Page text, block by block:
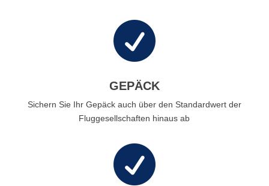

GEPÄCK
Sichern Sie Ihr Gepäck auch über den Standardwert der
Fluggesellschaften hinaus ab
